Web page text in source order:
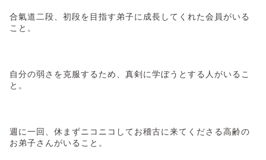
合氣道二段、初段を目指す弟子に成長してくれた会員がいる
こと。
自分の弱さを克服するため、真剣に学ぼうとする人がいるこ
と。
週に一回、休まずニコニコしてお稽古に来てくださる高齢の
お弟子さんがいること。